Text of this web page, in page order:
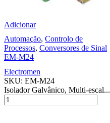
Adicionar
Automação, Controlo de
Processos, Conversores de Sinal
EM-M24
Electromen
SKU: EM-M24
Isolador Galvânico, Multi-escal...